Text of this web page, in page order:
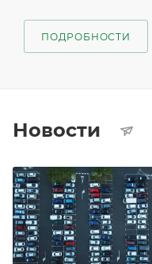
ПОДРОБНОСТИ
Новости